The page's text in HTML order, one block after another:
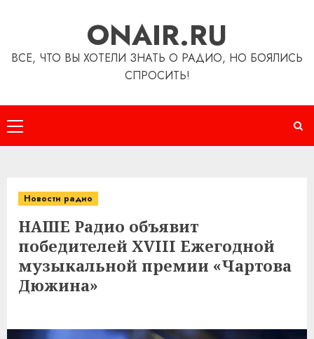
ONAIR.RU
ВСЕ, ЧТО ВЫ ХОТЕЛИ ЗНАТЬ О РАДИО, НО БОЯЛИСЬ
СПРОСИТЬ!
Основное
меню
Новости радио
НАШЕ Радио объявит
победителей XVIII Ежегодной
музыкальной премии «Чартова
Дюжина»